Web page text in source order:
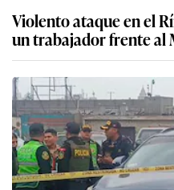
Violento ataque en el
un trabajador frente al